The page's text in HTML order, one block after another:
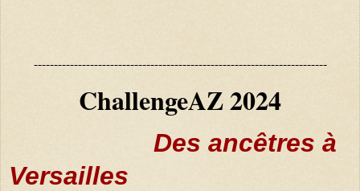
-------------------------------------------------------------------------
ChallengeAZ 2024
Des ancêtres à
Versailles